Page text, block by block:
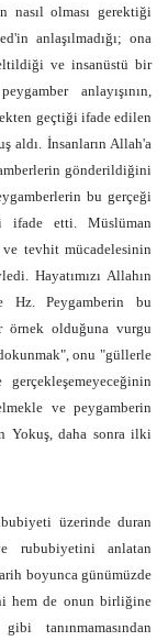
nasıl olması gerektiği
anlaşılmadığı; ona
ve insanüstü bir
anlayışının,
geçtiği ifade edilen
aldı. İnsanların Allah'a
gönderildiğini
bu gerçeği
ifade etti. Müslüman
tevhit mücadelesinin
Hayatımızı Allahın
Hz. Peygamberin bu
örnek olduğuna vurgu
onu "güllerle
ve peygamberin
Yokuş, daha sonra ilki
üzerinde duran
rububiyetini anlatan
boyunca günümüzde
hem de onun birliğine
tanınmamasından